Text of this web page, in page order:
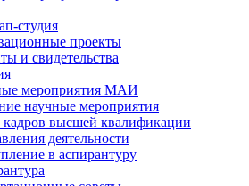
студия
проекты
и свидетельства
мероприятия МАИ
научные мероприятия
кадров высшей квалификации
деятельности
в аспирантуру